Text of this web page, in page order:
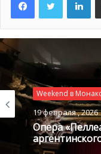
Каннский
28 мая во Дворце
набережной
знаменитый
Каннский
лучшие фильмы
Weekend в
19 февраля , 2026
Опера